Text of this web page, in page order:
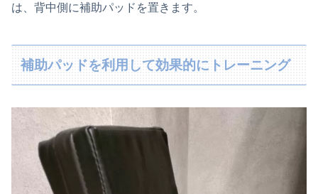
は、背中側に補助パッドを置きます。
補助パッドを利用して効果的にトレーニング